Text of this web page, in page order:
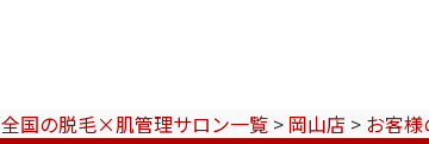
全国の脱毛×肌管理サロン一覧 > 岡山店 > お客様